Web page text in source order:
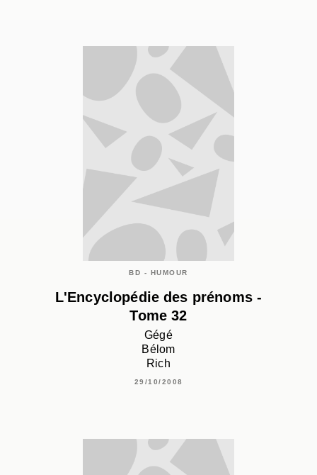
BD - HUMOUR
L'Encyclopédie des prénoms -
Tome 32
Gégé
Bélom
Rich
29/10/2008